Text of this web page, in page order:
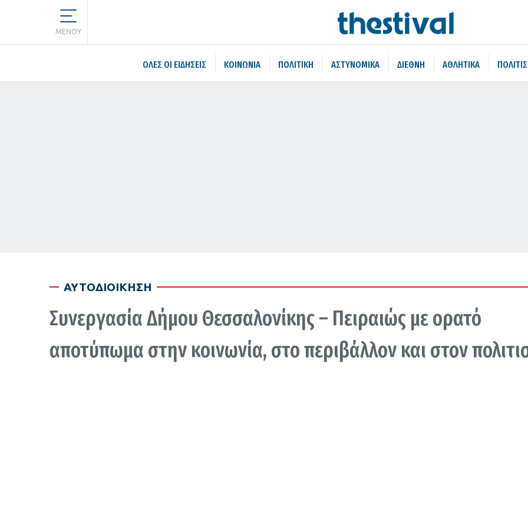
MENOY
ΌΛΕΣ ΟΙ ΕΙΔΉΣΕΙΣ ΚΟΙΝΩΝΙΑ ΠΟΛΙΤΙΚΗ ΑΣΤΥΝΟΜΙΚΑ ΔΙΕΘΝΗ ΑΘΛΗΤΙΚΑ
ΑΥΤΟΔΙΟΙΚΗΣΗ
Συνεργασία Δήμου Θεσσαλονίκης – Πειραιώς με ορατό
αποτύπωμα στην κοινωνία, στο περιβάλλον και στον